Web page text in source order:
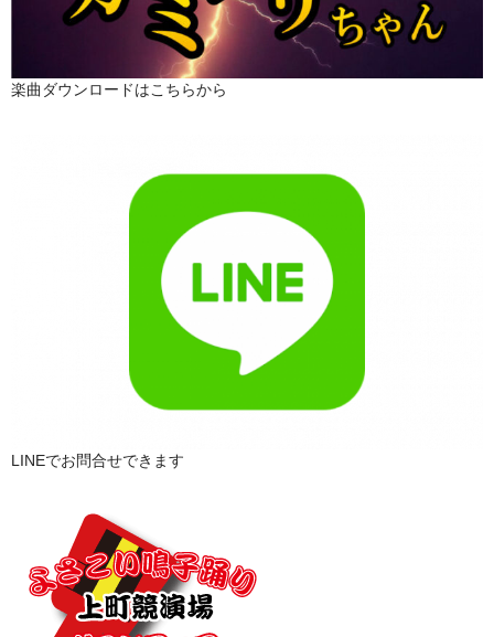
楽曲ダウンロードはこちらから
LINEでお問合せできます